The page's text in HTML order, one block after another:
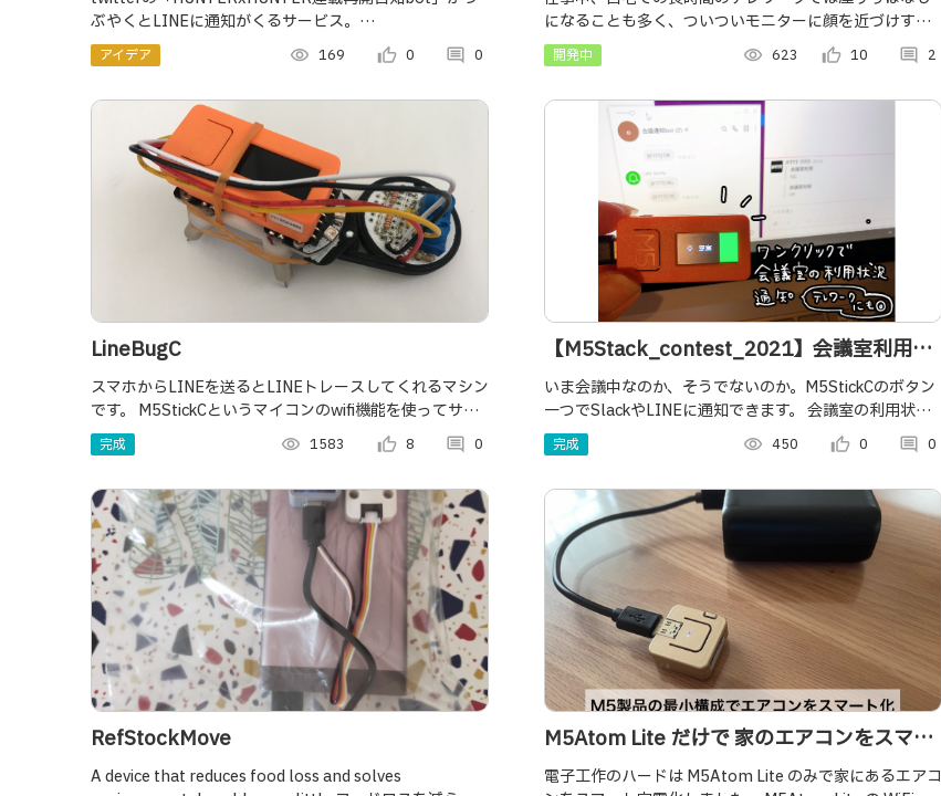
ぶやくとLINEに通知がくるサービス。
HUNTERxHUNTER内のセリフも返してくれます。
アイデア visibility 169 thumb_up_alt 0 comment 0
になることも多く、ついついモニターに顔を近づけすぎ
ることありますよね。このアプリケーションはそんな仕
事中の悪い姿勢を注意してくれます。
開発中 visibility 623 thumb_up_alt 10 comment 2
LineBugC
スマホからLINEを送るとLINEトレースしてくれるマシン
です。 M5StickCというマイコンのwifi機能を使ってサー
ビス連携し、LINEのメッセージをトリガーとしてライン
トレースをします。
完成 visibility 1583 thumb_up_alt 8 comment 0
【M5Stack_contest_2021】会議室利用状
況通知ボタン【テレワーク中にも◎】
いま会議中なのか、そうでないのか。M5StickCのボタン
一つでSlackやLINEに通知できます。 会議室の利用状況
を伝える、テレワーク中の家族に伝える時などに活用で
きます。
完成 visibility 450 thumb_up_alt 0 comment 0
RefStockMove
A device that reduces food loss and solves
M5Atom Lite だけで 家のエアコンをスマー
ト化
電子工作のハードは M5Atom Lite のみで家にあるエアコ